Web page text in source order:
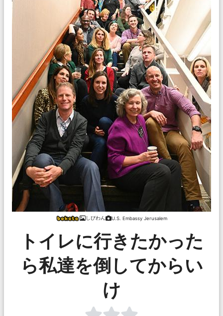
しびわん U.S. Embassy Jerusalem
トイレに行きたかった
ら私達を倒してからい
け